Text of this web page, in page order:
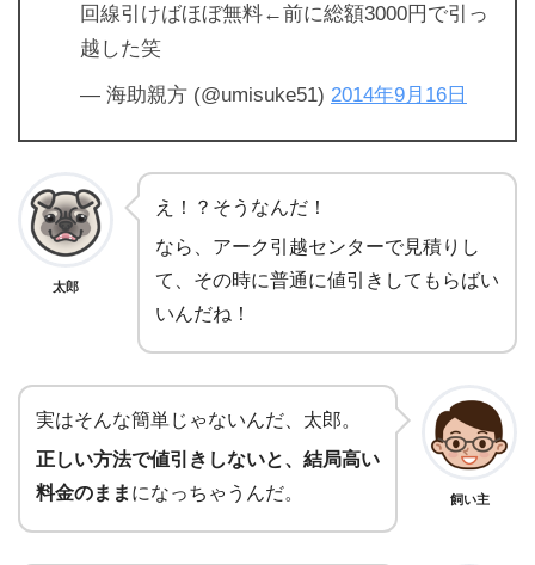
回線引けばほぼ無料←前に総額3000円で引っ
越した笑
— 海助親方 (@umisuke51) 2014年9月16日
太郎
え！？そうなんだ！
なら、アーク引越センターで見積りし
て、その時に普通に値引きしてもらばい
いんだね！
実はそんな簡単じゃないんだ、太郎。
正しい方法で値引きしないと、結局高い
料金のまま になっちゃうんだ。 飼い主